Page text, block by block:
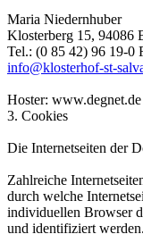
Maria Niedernhuber
Klosterberg 15, 94086
Tel.: (0 85 42) 96 19-0
info@klosterhof-st-
Hoster: www.degnet.de
3. Cookies
Die Internetseiten der
Zahlreiche
durch welche
individuellen Browser
und identifiziert werden.